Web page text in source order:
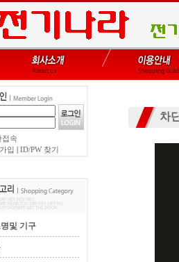
접속
입
ID/PW 찾기
및 기구
차